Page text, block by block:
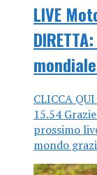
LIVE
CLICCA
15.54
prossimo
mondo